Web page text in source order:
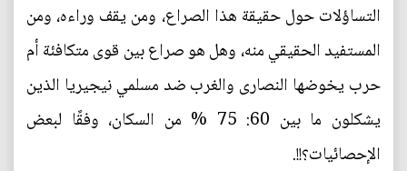
التساؤلات حول حقيقة هذا الصراع، ومن يقف وراءه، ومن
المستفيد الحقيقي منه، وهل هو صراع بين قوى متكافئة أم
حرب يخوضها النصارى والغرب ضد مسلمي نيجيريا الذين
يشكلون ما بين 60: 75 % من السكان، وفقًا لبعض
الإحصائيات؟!!.